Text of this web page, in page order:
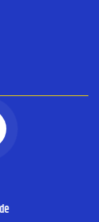
política de